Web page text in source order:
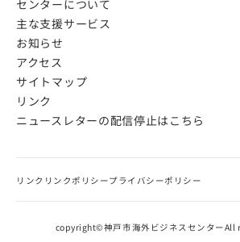
センターについて
主な支援サービス
お知らせ
アクセス
サイトマップ
リンク
ニュースレターの配信停止はこちら
リンク リンクポリシープライバシーポリシー
copyright©神戸市海外ビジネスセンターAll